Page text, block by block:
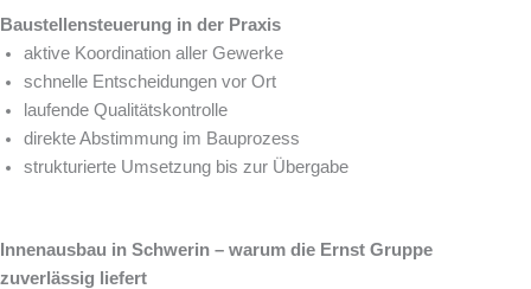
Baustellensteuerung in der Praxis
aktive Koordination aller Gewerke
schnelle Entscheidungen vor Ort
laufende Qualitätskontrolle
direkte Abstimmung im Bauprozess
strukturierte Umsetzung bis zur Übergabe
Innenausbau in Schwerin – warum die Ernst Gruppe
zuverlässig liefert